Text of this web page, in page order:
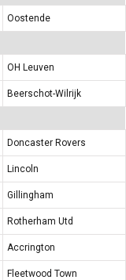
Oostende
OH Leuven
Beerschot-Wilrijk
Doncaster Rovers
Lincoln
Gillingham
Rotherham Utd
Accrington
Fleetwood Town